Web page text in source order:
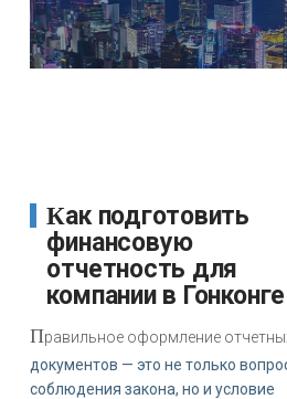
Как подготовить
финансовую
отчетность для
компании в Гонконге
Правильное оформление
документов — это не только
соблюдения закона, но и условие